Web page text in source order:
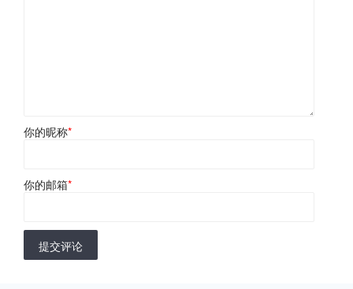
你的昵称*
你的邮箱*
提交评论